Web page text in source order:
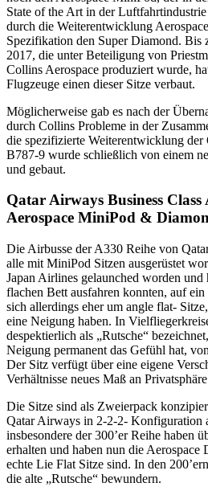
State of the Art in der
durch die Weiterentwicklung
Spezifikation den Super Diamond. Bis
2017, die unter Beteiligung von
Collins Aerospace produziert wurde,
Flugzeuge einen dieser Sitze verbaut.
Möglicherweise gab es nach der
durch Collins Probleme in der
die spezifizierte Weiterentwicklung
B787-9 wurde schließlich von einem
und gebaut.
Qatar Airways Business Class
Aerospace MiniPod &
Die Airbusse der A330 Reihe von
alle mit MiniPod Sitzen ausgerüstet
Japan Airlines gelaunched worden und
flachen Bett ausfahren konnten, auf
sich allerdings eher um angle flat-
eine Neigung haben. In
despektierlich als „Rutsche“
Neigung permanent das Gefühl hat,
Der Sitz verfügt über eine eigene
Verhältnisse neues Maß an
Die Sitze sind als Zweierpack
Qatar Airways in 2-2-2- Konfiguration
insbesondere der 300’er Reihe haben
erhalten und haben nun die Aerospace
echte Lie Flat Sitze sind. In den
die alte „Rutsche“ bewundern.